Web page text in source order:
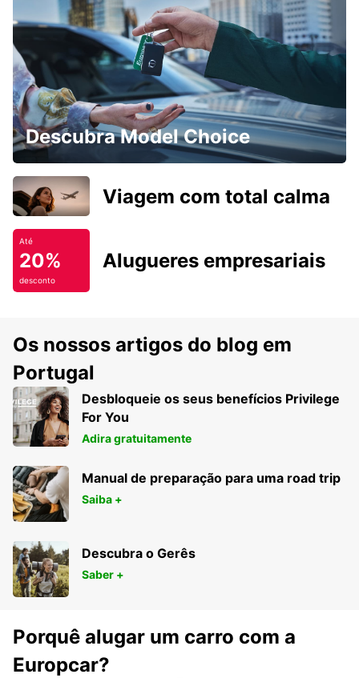
Descubra Model Choice
Viagem com total calma
Até
20%
desconto
Alugueres empresariais
Os nossos artigos do blog em
Portugal
Desbloqueie os seus benefícios Privilege
For You
Adira gratuitamente
Manual de preparação para uma road trip
Saiba +
Descubra o Gerês
Saber +
Porquê alugar um carro com a
Europcar?